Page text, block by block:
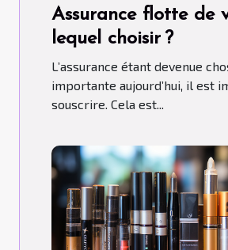
Assurance flotte de
lequel choisir ?
L’assurance étant devenue
importante aujourd’hui, il est
souscrire. Cela est...